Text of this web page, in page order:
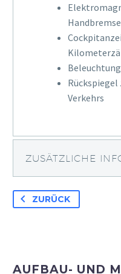
Handbremse
Rückspiegel
Verkehrs
ZUSÄTZLICHE
ZURÜCK
AUFBAU- UND